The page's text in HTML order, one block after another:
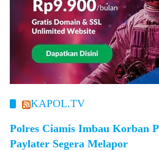
KAPOL.TV
Polres Ciamis Imbau Korban
Paylater Segera Melapor